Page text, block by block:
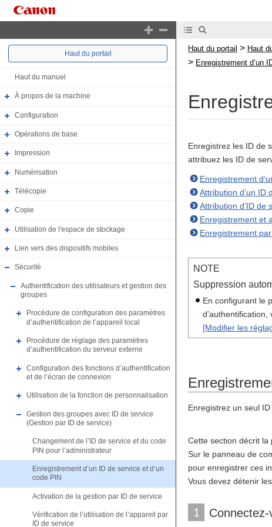
Haut du portail
Haut du manuel
À propos de la machine
Configuration
Opérations de base
Impression
Numérisation
Télécopie
Copie
Utilisation de l'espace de stockage
Lien vers des dispositifs mobiles
Sécurité
Authentification des utilisateurs et gestion des
groupes
Procédure de configuration des paramètres
d’authentification de l’appareil local
Procédure de réglage des paramètres
d’authentification du serveur externe
Configuration des fonctions d’authentification
et de l’écran de connexion
Utilisation de la fonction de personnalisation
Gestion des groupes avec ID de service
(Gestion par ID de service)
Changement de l’ID de service et du code
PIN pour l’administrateur
Enregistrement d’un ID de service et d’un
code PIN
Activation de la gestion par ID de service
Vérification de l’utilisation de l’appareil par
ID de service
Haut du portail > Haut
> Enregistrement d’un
Enregistrez les ID de
attribuez les ID de
Enregistrement
Attribution d’un ID
Attribution d’ID de
Enregistrement et
Enregistrement
NOTE
Suppression
En configurant le
d’authentification,
[Modifier les
Enregistrez un seul
Cette section décrit la
Sur le panneau de
pour enregistrer ces
Vous devez détenir
1